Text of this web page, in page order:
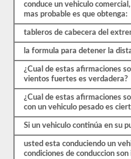
que
otro
viaje.
Todas
estas
preguntas
están
cubiertas
por
el
manual
conduce un vehiculo
mas probable es que obtenga:
tableros de cabecera del
la formula para detener la
¿Cual de estas afirmaciones
vientos fuertes es verdadera?
¿Cual de estas afirmaciones
con un vehiculo pesado es
Si un vehiculo continúa en su
usted esta conduciendo un
condiciones de conduccion